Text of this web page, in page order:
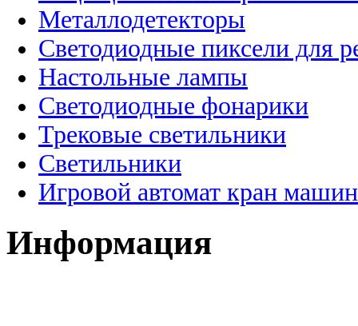
Металлодетекторы
Светодиодные пиксели для
Настольные лампы
Светодиодные фонарики
Трековые светильники
Светильники
Игровой автомат кран
Информация